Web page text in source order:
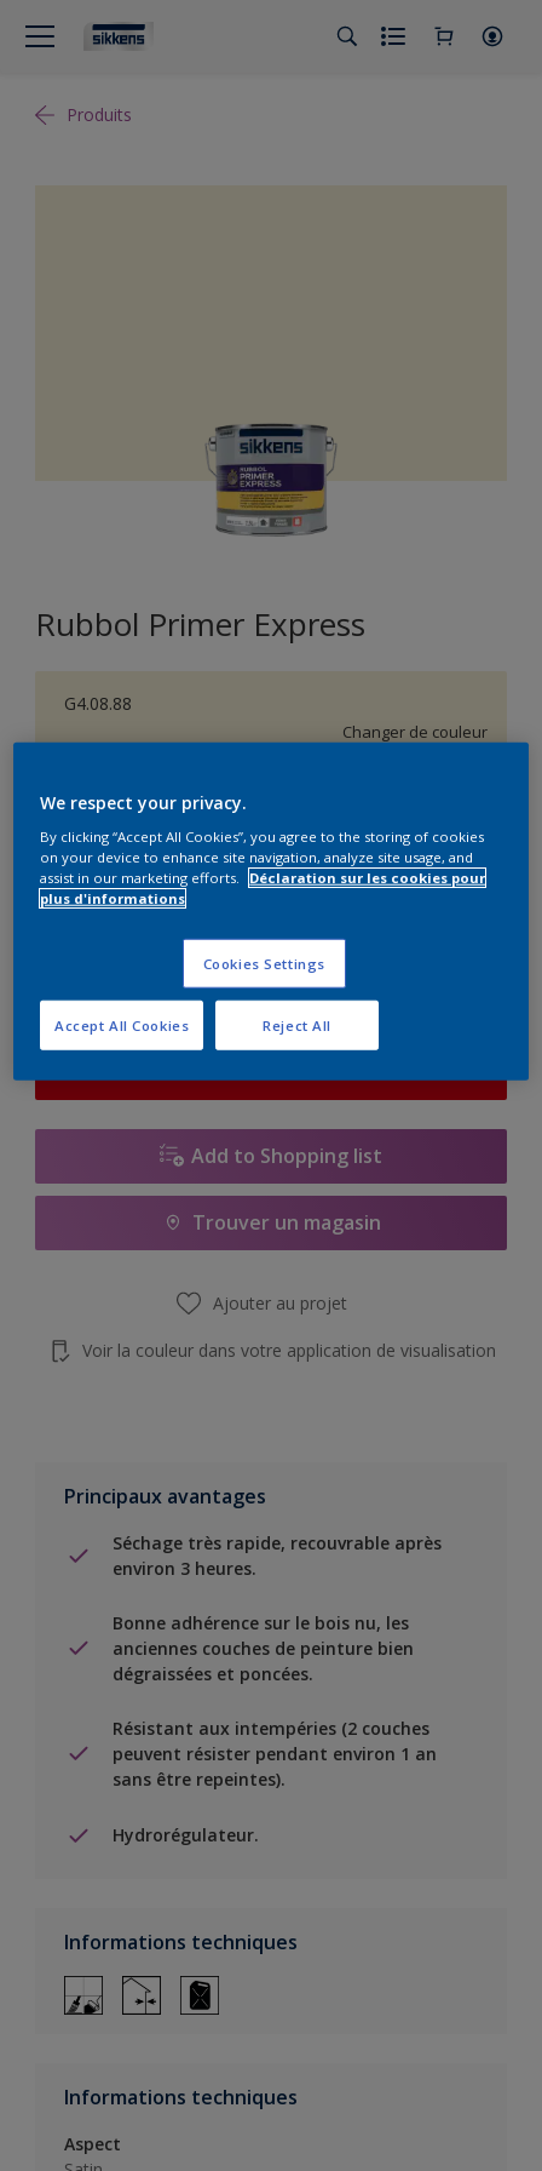
Produits
Rubbol Primer Express
G4.08.88
Changer de couleur
Taille de l’emballage
1 L 2,5 L
Quantité
Ce produit n'est pas destiné à la vente en ligne et ne
Add to Shopping list
Trouver un magasin
Ajouter au projet
Voir la couleur dans votre application de visualisation
Principaux avantages
Séchage très rapide, recouvrable après
environ 3 heures.
Bonne adhérence sur le bois nu, les
anciennes couches de peinture bien
dégraissées et poncées.
Résistant aux intempéries (2 couches
peuvent résister pendant environ 1 an
sans être repeintes).
Hydrorégulateur.
Informations techniques
Informations techniques
Aspect
We respect your privacy.
By clicking “Accept All Cookies”, you agree to the storing of cookies
on your device to enhance site navigation, analyze site usage, and
assist in our marketing efforts.
Déclaration sur les cookies pour
plus d'informations
Cookies Settings
Reject All
Accept All Cookies